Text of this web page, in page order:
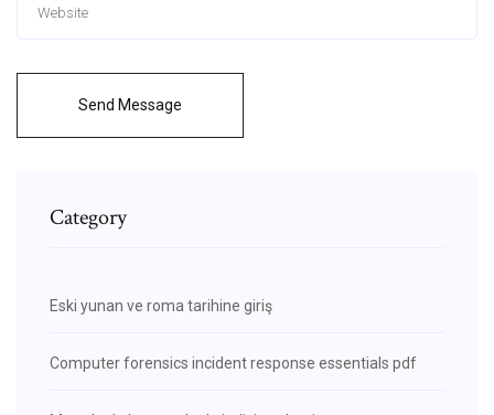
Send Message
Category
Eski yunan ve roma tarihine giriş
Computer forensics incident response essentials pdf